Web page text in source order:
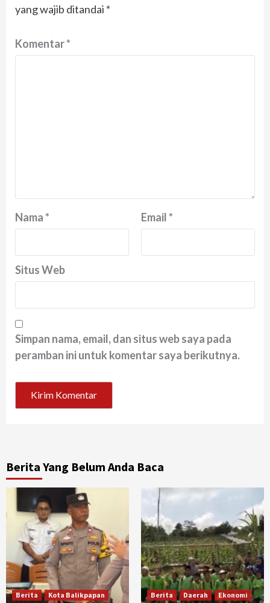
yang wajib ditandai *
Komentar*
Nama* Email*
Situs Web
Simpan nama, email, dan situs web saya pada
peramban ini untuk komentar saya berikutnya.
Berita Yang Belum Anda Baca
Berita
Kota Balikpapan
Berita Daerah
Ekonomi